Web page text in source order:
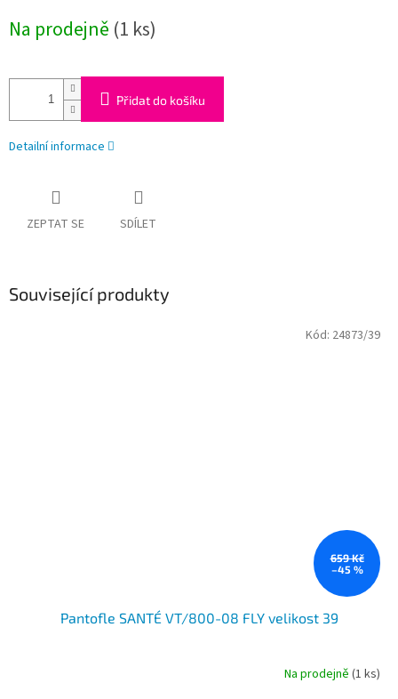
cena:
Na prodejně (1 ks)
Přidat do košíku
Detailní informace
ZEPTAT SE SDÍLET
Související produkty
659 Kč
–45 %
Pantofle SANTÉ VT/800-08 FLY velikost 39
Na prodejně (1 ks)
Kód: 24873/39